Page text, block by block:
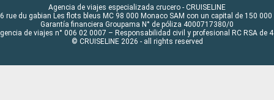
Agencia de viajes especializada crucero - CRUISELINE
rue du gabian Les flots bleus MC 98 000 Monaco SAM con un capital de 150 000
Garantía financiera Groupama N° de póliza 4000717380/0
de viajes n° 006 02 0007 – Responsabilidad civil y profesional RC RSA de
© CRUISELINE 2026 - all rights reserved